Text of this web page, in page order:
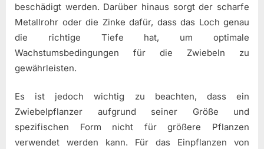
beschädigt werden. Darüber hinaus sorgt der scharfe
Metallrohr oder die Zinke dafür, dass das Loch genau
die richtige Tiefe hat, um optimale
Wachstumsbedingungen für die Zwiebeln zu
gewährleisten.
Es ist jedoch wichtig zu beachten, dass ein
Zwiebelpflanzer aufgrund seiner Größe und
spezifischen Form nicht für größere Pflanzen
verwendet werden kann. Für das Einpflanzen von